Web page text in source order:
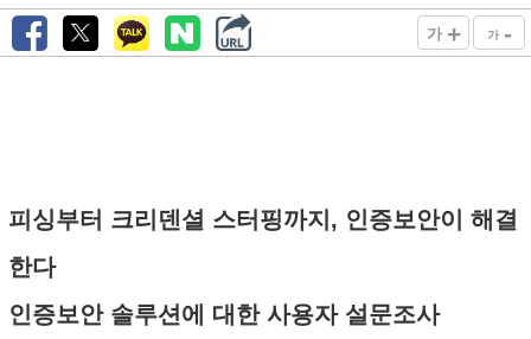
가 + 가 -
피싱부터 크리덴셜 스터핑까지, 인증보안이 해결
한다
인증보안 솔루션에 대한 사용자 설문조사